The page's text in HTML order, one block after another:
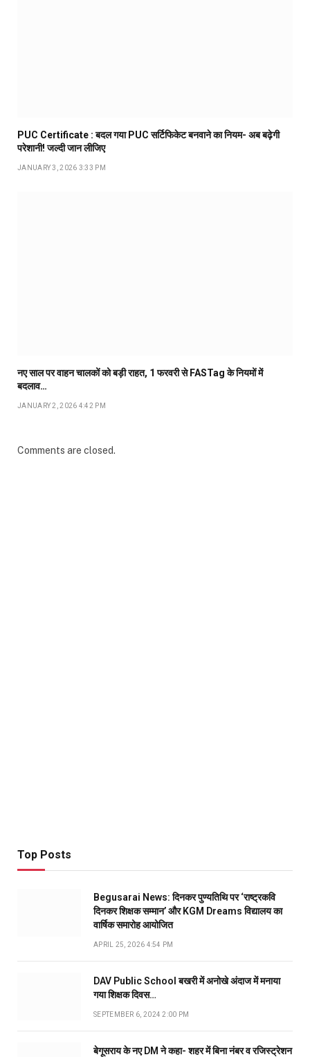
PUC Certificate : बदल गया PUC सर्टिफिकेट बनवाने का नियम- अब बढ़ेगी
परेशानी! जल्दी जान लीजिए
JANUARY 3, 2026 3:33 PM
नए साल पर वाहन चालकों को बड़ी राहत, 1 फरवरी से FASTag के नियमों में
बदलाव…
JANUARY 2, 2026 4:42 PM
Comments are closed.
Top Posts
Begusarai News: दिनकर पुण्यतिथि पर ‘राष्ट्रकवि
दिनकर शिक्षक सम्मान’ और KGM Dreams विद्यालय का
वार्षिक समारोह आयोजित
APRIL 25, 2026 4:54 PM
DAV Public School बखरी में अनोखे अंदाज में मनाया
गया शिक्षक दिवस…
SEPTEMBER 6, 2024 2:00 PM
बेगूसराय के नए DM ने कहा- शहर में बिना नंबर व रजिस्ट्रेशन